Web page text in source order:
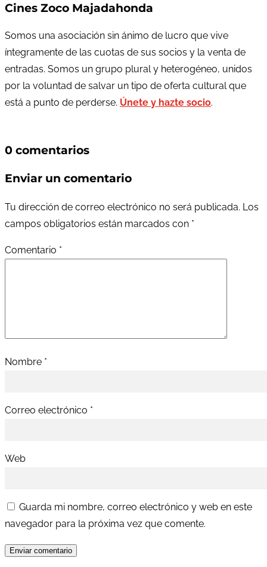
Cines Zoco Majadahonda
Somos una asociación sin ánimo de lucro que vive
íntegramente de las cuotas de sus socios y la venta de
entradas. Somos un grupo plural y heterogéneo, unidos
por la voluntad de salvar un tipo de oferta cultural que
está a punto de perderse. Únete y hazte socio.
0 comentarios
Enviar un comentario
Tu dirección de correo electrónico no será publicada. Los
campos obligatorios están marcados con *
Comentario *
Nombre *
Correo electrónico *
Web
Guarda mi nombre, correo electrónico y web en este
navegador para la próxima vez que comente.
Enviar comentario